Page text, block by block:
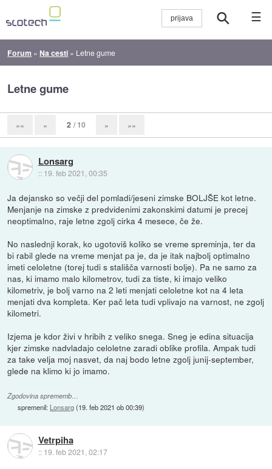
☰
Forum » Na cesti » Letne gume
Letne gume
«« « 2 / 10 » »»
Lonsarg
:: 19. feb 2021, 00:35
Ja dejansko so večji del pomladi/jeseni zimske BOLJŠE kot letne.
Menjanje na zimske z predvidenimi zakonskimi datumi je precej
neoptimalno, raje letne zgolj cirka 4 mesece, če že.
No naslednji korak, ko ugotoviš koliko se vreme spreminja, ter da
bi rabil glede na vreme menjat pa je, da je itak najbolj optimalno
imeti celoletne (torej tudi s stališča varnosti bolje). Pa ne samo za
nas, ki imamo malo kilometrov, tudi za tiste, ki imajo veliko
kilometriv, je bolj varno na 2 leti menjati celoletne kot na 4 leta
menjati dva kompleta. Ker pač leta tudi vplivajo na varnost, ne zgolj
kilometri.
Izjema je kdor živi v hribih z veliko snega. Sneg je edina situacija
kjer zimske nadvladajo celoletne zaradi oblike profila. Ampak tudi
za take velja moj nasvet, da naj bodo letne zgolj junij-september,
glede na klimo ki jo imamo.
Zgodovina sprememb…
spremenil: Lonsarg(19. feb 2021 ob 00:39)
Vetrpiha
:: 19. feb 2021, 02:17